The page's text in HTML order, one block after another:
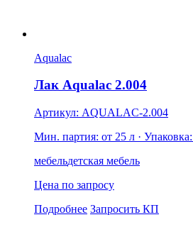
Aqualac
Лак Aqualac 2.004
Артикул: AQUALAC-2.004
Мин. партия: от 25 л ·
мебельдетская мебель
Цена по запросу
Подробнее Запросить КП